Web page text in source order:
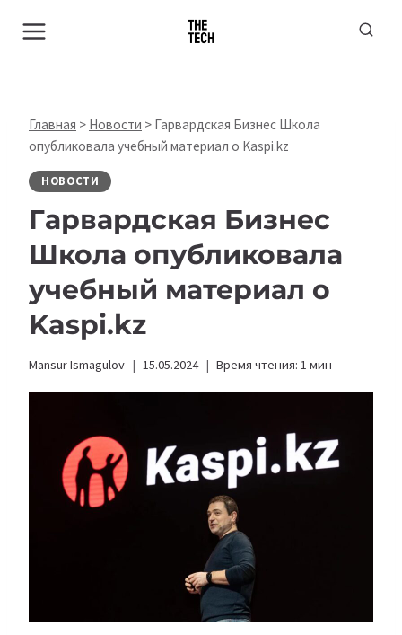
Главная > Новости > Гарвардская Бизнес Школа
опубликовала учебный материал о Kaspi.kz
НОВОСТИ
Гарвардская Бизнес
Школа опубликовала
учебный материал о
Kaspi.kz
Mansur Ismagulov 15.05.2024 Время чтения: 1 мин